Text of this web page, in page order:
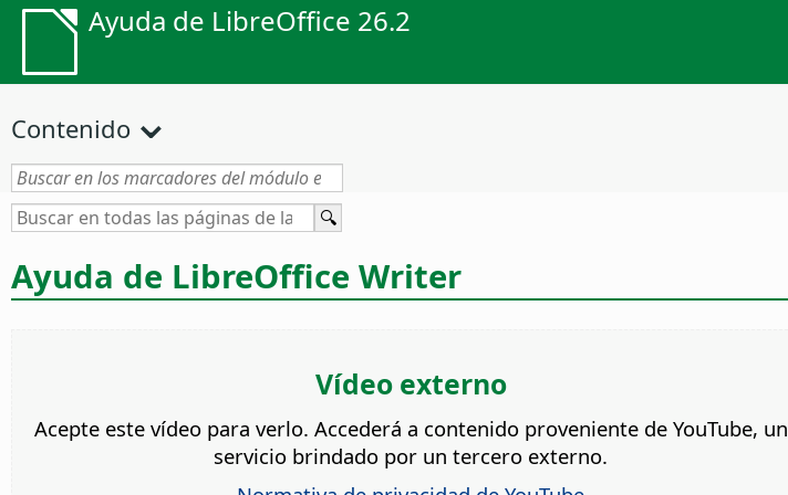
Ayuda de LibreOffice 26.2
Contenido
Ayuda de LibreOffice Writer
Vídeo externo
Acepte este vídeo para verlo. Accederá a contenido proveniente de YouTube, un
servicio brindado por un tercero externo.